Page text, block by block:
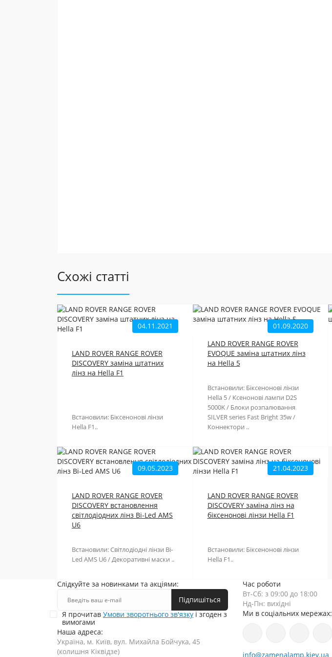
Схожі статті
04.11.2021
LAND ROVER RANGE ROVER
DISCOVERY заміна штатних
лінз на Hella F1
Встановили: Біксенонові лінзи
Hella F1..
01.09.2020
LAND ROVER RANGE ROVER
EVOQUE заміна штатних лінз
на Hella 5
Встановили: Біксенонові лінзи
Hella 5 / Ксенонові лампи D2S
5000K / Блоки розпалювання
SILVER series Fast Bright 35w /
Коннектори ..
09.05.2023
LAND ROVER RANGE ROVER
DISCOVERY встановлення
світлодіодних лінз Bi-Led AMS
U6
Встановили: Світлодіодні лінзи Bi-
Led AMS U6 / Декоративні маски ..
21.04.2023
LAND ROVER RANGE ROVER
DISCOVERY заміна лінз на
біксенонові лінзи Hella F1
Встановили: Біксенонові лінзи
Hella F1..
Слідкуйте за новинками та акціями:
Підпишіться
Я прочитав Умови зворотнього зв'язку і згоден з
вимогами
Наша адреса:
Україна, м. Київ, вул. Михайла Бойчука, 45
(колишня Кіквідзе)
Час роботи
Вт-Сб: з 09:00 до 18:00
Нд-Пн: вихідні
Ми в соціальних мережах:
info@zamenalamp.kiev.ua